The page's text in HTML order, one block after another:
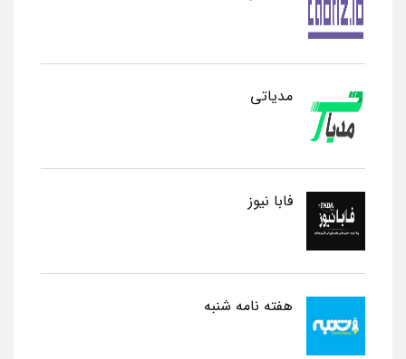
مدیاتی
فابا نیوز
هفته نامه شنبه